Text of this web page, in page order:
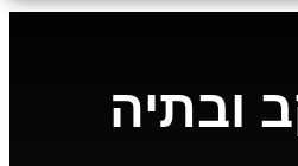
ובתיה